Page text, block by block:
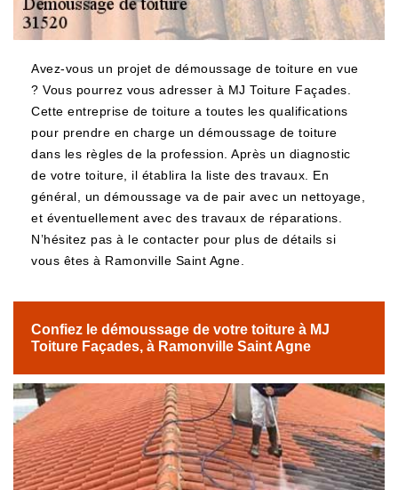
Avez-vous un projet de démoussage de toiture en vue
? Vous pourrez vous adresser à MJ Toiture Façades.
Cette entreprise de toiture a toutes les qualifications
pour prendre en charge un démoussage de toiture
dans les règles de la profession. Après un diagnostic
de votre toiture, il établira la liste des travaux. En
général, un démoussage va de pair avec un nettoyage,
et éventuellement avec des travaux de réparations.
N’hésitez pas à le contacter pour plus de détails si
vous êtes à Ramonville Saint Agne.
Confiez le démoussage de votre toiture à MJ
Toiture Façades, à Ramonville Saint Agne